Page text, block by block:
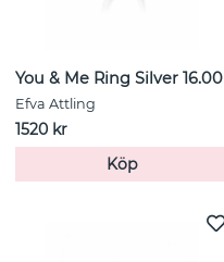
You & Me Ring Silver 16.00
Efva Attling
1520 kr
Köp